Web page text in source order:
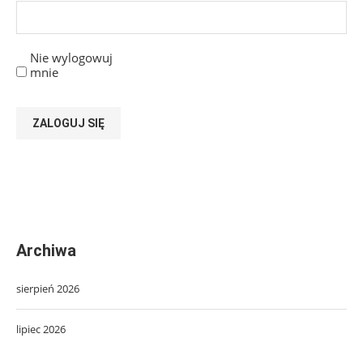
Nie wylogowuj
mnie
ZALOGUJ SIĘ
Archiwa
sierpień 2026
lipiec 2026